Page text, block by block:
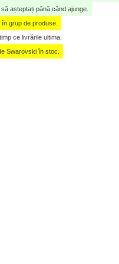
așteptați până când ajunge.
grup de produse.
ce livrările ultima.
Swarovski în stoc.